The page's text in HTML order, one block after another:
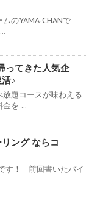
のYAMA-CHANで
ってきた人気企
♪
題コースが味わえる
を ...
ング ならコ
す！ 前回書いたバイ